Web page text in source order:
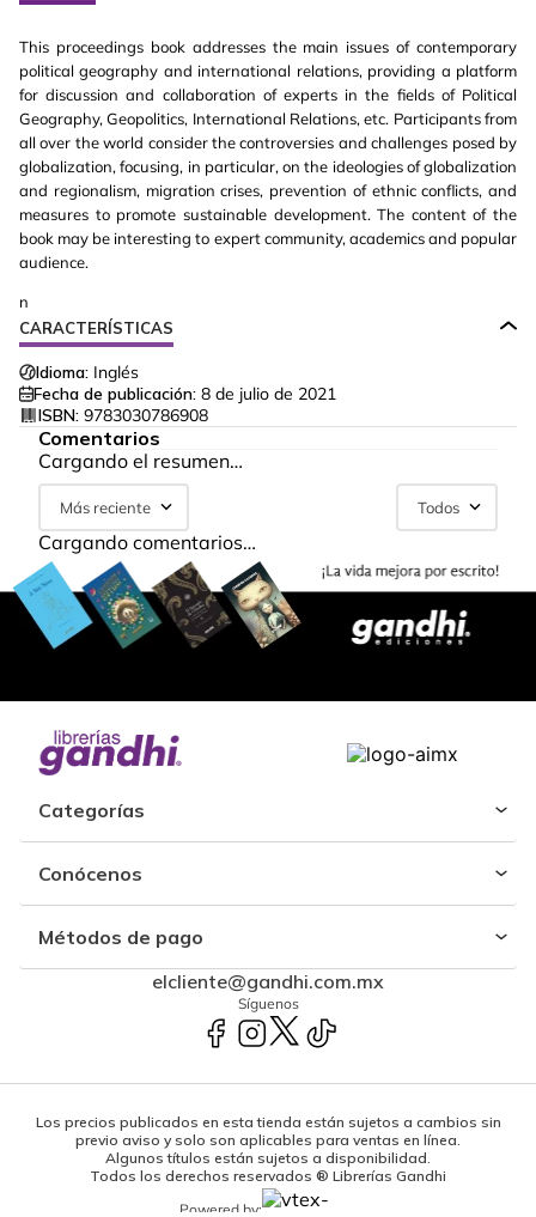
This proceedings book addresses the main issues of contemporary
political geography and international relations, providing a platform
for discussion and collaboration of experts in the fields of Political
Geography, Geopolitics, International Relations, etc. Participants from
all over the world consider the controversies and challenges posed by
globalization, focusing, in particular, on the ideologies of globalization
and regionalism, migration crises, prevention of ethnic conflicts, and
measures to promote sustainable development. The content of the
book may be interesting to expert community, academics and popular
audience.
n
CARACTERÍSTICAS
Idioma: Inglés
Fecha de publicación: 8 de julio de 2021
ISBN: 9783030786908
Comentarios
Cargando el resumen…
Más reciente Todos
Cargando comentarios…
Categorías
Conócenos
Métodos de pago
elcliente@gandhi.com.mx
Síguenos
Los precios publicados en esta tienda están sujetos a cambios sin
previo aviso y solo son aplicables para ventas en línea.
Algunos títulos están sujetos a disponibilidad.
Todos los derechos reservados ® Librerías Gandhi
Powered by: